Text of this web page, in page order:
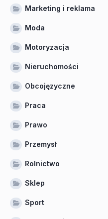
Marketing i reklama
Moda
Motoryzacja
Nieruchomości
Obcojęzyczne
Praca
Prawo
Przemysł
Rolnictwo
Sklep
Sport